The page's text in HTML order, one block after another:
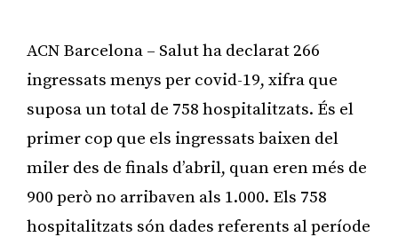
ACN Barcelona – Salut ha declarat 266
ingressats menys per covid-19, xifra que
suposa un total de 758 hospitalitzats. És el
primer cop que els ingressats baixen del
miler des de finals d’abril, quan eren més de
900 però no arribaven als 1.000. Els 758
hospitalitzats són dades referents al període